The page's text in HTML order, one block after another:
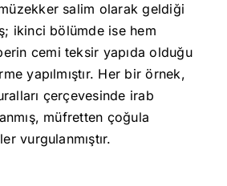
salim olarak geldiği
ikinci bölümde ise hem
cemi teksir yapıda olduğu
yapılmıştır. Her bir örnek,
çerçevesinde irab
müfretten çoğula
vurgulanmıştır.